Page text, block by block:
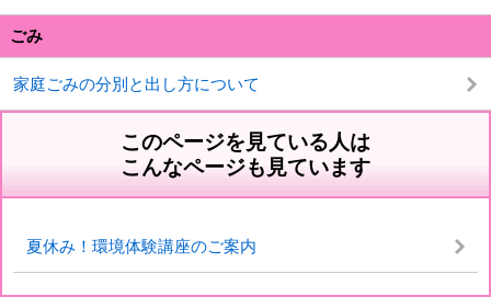
ごみ
家庭ごみの分別と出し方について
このページを見ている人は
こんなページも見ています
夏休み！環境体験講座のご案内